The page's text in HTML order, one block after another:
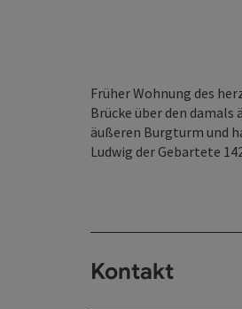
Früher Wohnung des
Brücke über den
äußeren Burgturm und
Ludwig der Gebartete
Kontakt